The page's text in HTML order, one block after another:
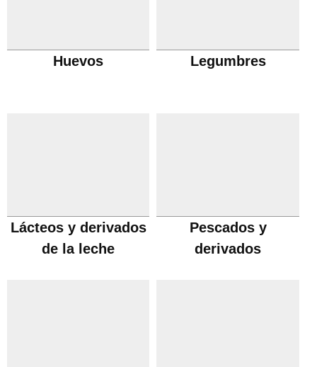
Huevos Legumbres
Lácteos y derivados
de la leche
Pescados y
derivados